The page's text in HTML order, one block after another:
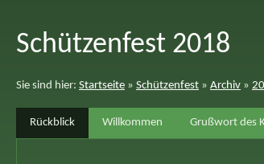
Schützenfest 2018
Sie sind hier: Startseite » Schützenfest » Archiv »
Rückblick Willkommen Grußwort des